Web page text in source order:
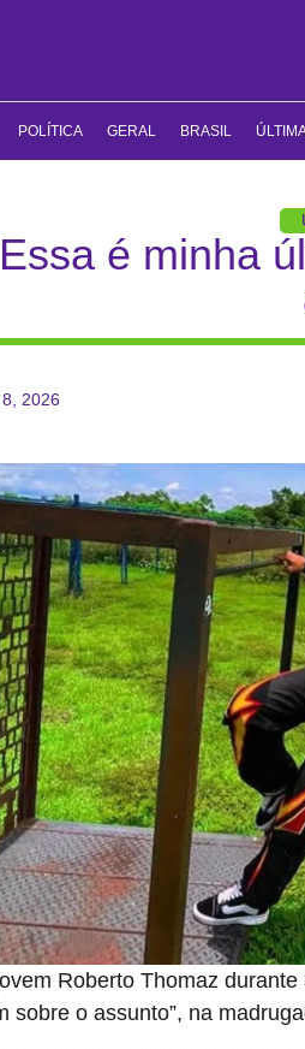
POLÍTICA GERAL BRASIL
é minha
2026
Roberto Thomaz
sobre o assunto”, na